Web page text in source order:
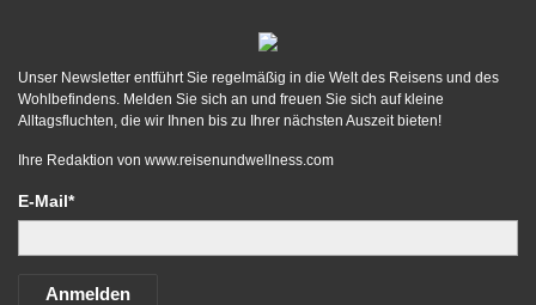
Unser Newsletter entführt Sie regelmäßig in die Welt des Reisens und des
Wohlbefindens. Melden Sie sich an und freuen Sie sich auf kleine
Alltagsfluchten, die wir Ihnen bis zu Ihrer nächsten Auszeit bieten!
Ihre Redaktion von www.reisenundwellness.com
E-Mail*
Anmelden